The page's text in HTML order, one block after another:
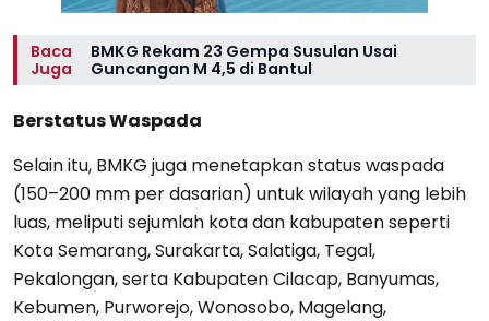
Baca
Juga
BMKG Rekam 23 Gempa Susulan Usai
Guncangan M 4,5 di Bantul
Berstatus Waspada
Selain itu, BMKG juga menetapkan status waspada
(150–200 mm per dasarian) untuk wilayah yang lebih
luas, meliputi sejumlah kota dan kabupaten seperti
Kota Semarang, Surakarta, Salatiga, Tegal,
Pekalongan, serta Kabupaten Cilacap, Banyumas,
Kebumen, Purworejo, Wonosobo, Magelang,